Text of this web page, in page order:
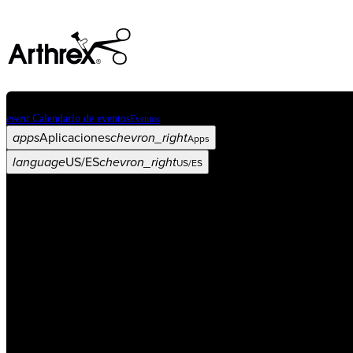
event Calendario de eventosEventos
appsAplicacioneschevron_rightApps
languageUS/ESchevron_rightUS/ES